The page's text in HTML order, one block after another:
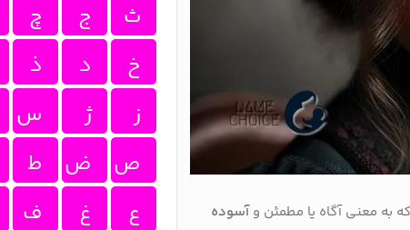
به معنی آگاه یا مطمئن وآسوده
ث
ج
چ
خ
د
ذ
ز
ژ
س
ص
ض
ط
ع
غ
ف